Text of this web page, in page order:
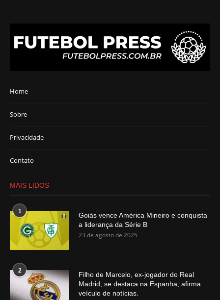
Home
Sobre
Privacidade
Contato
MAIS LIDOS
1
Goiás vence América Mineiro e conquista
a liderança da Série B
23 de agosto de 2025
2
Filho de Marcelo, ex-jogador do Real
Madrid, se destaca na Espanha, afirma
veículo de notícias.